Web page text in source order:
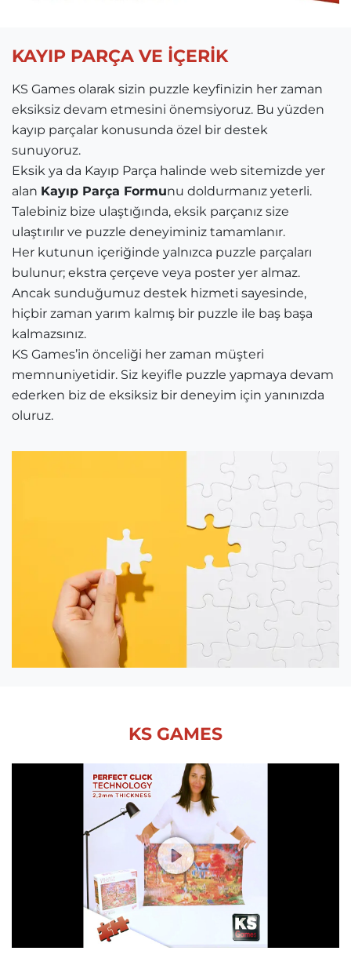
KAYIP PARÇA VE İÇERİK
KS Games olarak sizin puzzle keyfinizin her zaman
eksiksiz devam etmesini önemsiyoruz. Bu yüzden
kayıp parçalar konusunda özel bir destek
sunuyoruz.
Eksik ya da Kayıp Parça halinde web sitemizde yer
alan Kayıp Parça Formunu doldurmanız yeterli.
Talebiniz bize ulaştığında, eksik parçanız size
ulaştırılır ve puzzle deneyiminiz tamamlanır.
Her kutunun içeriğinde yalnızca puzzle parçaları
bulunur; ekstra çerçeve veya poster yer almaz.
Ancak sunduğumuz destek hizmeti sayesinde,
hiçbir zaman yarım kalmış bir puzzle ile baş başa
kalmazsınız.
KS Games’in önceliği her zaman müşteri
memnuniyetidir. Siz keyifle puzzle yapmaya devam
ederken biz de eksiksiz bir deneyim için yanınızda
oluruz.
KS GAMES